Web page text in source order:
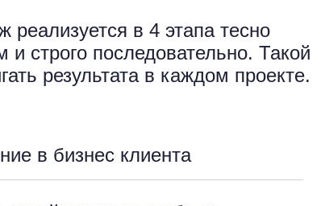
реализуется в 4 этапа тесно
и строго последовательно. Такой
результата в каждом проекте.
в бизнес клиента